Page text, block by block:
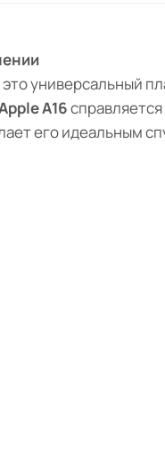
универсальный
A16
его идеальным